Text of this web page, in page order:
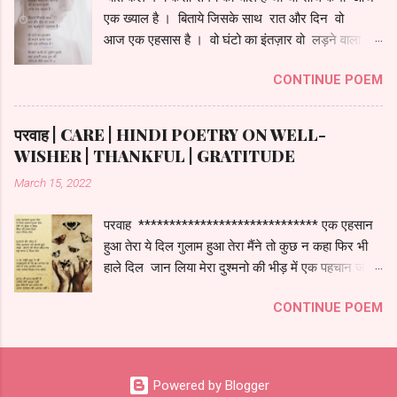
एक ख्याल है । बिताये जिसके साथ रात और दिन वो
आज एक एहसास है । वो घंटो का इंतज़ार वो लड़ने वाला
हमारी तरह तुम भी जीते हो बीते कल में ।।CONTINUE POEM
परवाह | CARE | HINDI POETRY ON WELL-
WISHER | THANKFUL | GRATITUDE
March 15, 2022
परवाह ***************************** एक एहसान
हुआ तेरा ये दिल गुलाम हुआ तेरा मैंने तो कुछ न कहा फिर भी
हाले दिल जान लिया मेरा दुश्मनो की भीड़ में एक पहचान जो
था यकीं खुद पे भी परछाइयों से भी डर लगता था ऐसे में एक
है उमीदे मेरी ज़ादा नहीं इस जिंदगी को दोस्त मेरे ज़ादा परवाह
की आदत नहीं ।
CONTINUE POEM
Powered by Blogger